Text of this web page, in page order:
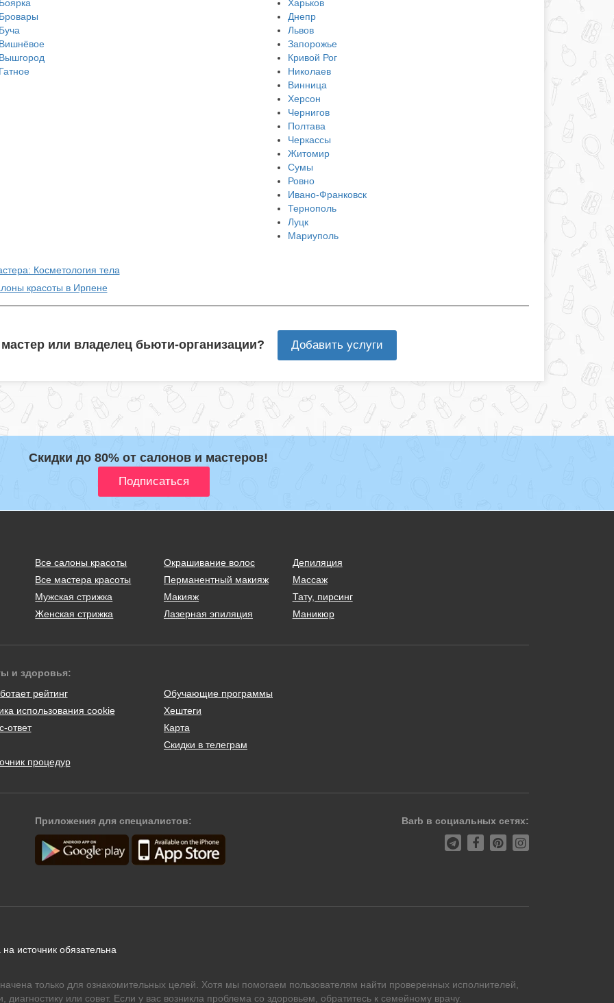
Харьков
Днепр
Львов
Запорожье
Кривой Рог
Николаев
Винница
Херсон
Чернигов
Полтава
Черкассы
Житомир
Сумы
Ровно
Ивано-Франковск
Тернополь
Луцк
Мариуполь
Косметология тела
красоты в Ирпене
или владелец бьюти-организации? Добавить услуги
Скидки до 80% от салонов и мастеров!
Все салоны красоты
Все мастера красоты
Мужская стрижка
Женская стрижка
Окрашивание волос
Перманентный макияж
Макияж
Лазерная эпиляция
Депиляция
Массаж
Тату, пирсинг
Маникюр
и здоровья:
рейтинг
использования cookie
ответ
процедур
Обучающие программы
Хештеги
Карта
Скидки в телеграм
Приложения для специалистов: Barb в социальных сетях:
источник обязательна
только для ознакомительных целей. Хотя мы помогаем пользователям найти проверенных исполнителей,
или совет. Если у вас возникла проблема со здоровьем, обратитесь к семейному врачу.